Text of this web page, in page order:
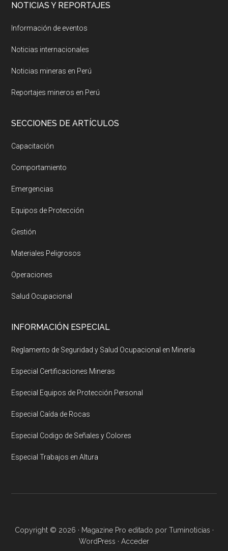
NOTICIAS Y REPORTAJES
Información de eventos
Noticias internacionales
Noticias mineras en Perú
Reportajes mineros en Perú
SECCIONES DE ARTÍCULOS
Capacitación
Comportamiento
Emergencias
Equipos de Protección
Gestión
Materiales Peligrosos
Operaciones
Salud Ocupacional
INFORMACIÓN ESPECIAL
Reglamento de Seguridad y Salud Ocupacional en Minería
Especial Certificaciones Mineras
Especial Equipos de Protección Personal
Especial Caída de Rocas
Especial Codigo de Señales y Colores
Especial Trabajos en Altura
Copyright © 2026 · Magazine Pro editado por Tuminoticias ·
WordPress · Acceder